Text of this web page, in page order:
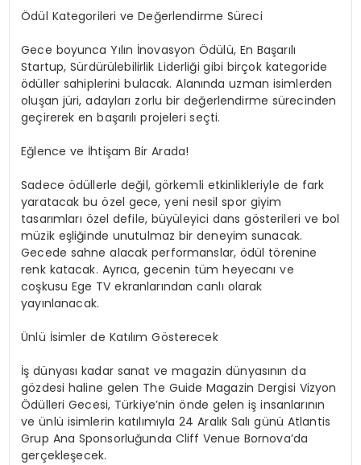
Ödül Kategorileri ve Değerlendirme Süreci
Gece boyunca Yılın İnovasyon Ödülü, En Başarılı
Startup, Sürdürülebilirlik Liderliği gibi birçok kategoride
ödüller sahiplerini bulacak. Alanında uzman isimlerden
oluşan jüri, adayları zorlu bir değerlendirme sürecinden
geçirerek en başarılı projeleri seçti.
Eğlence ve İhtişam Bir Arada!
Sadece ödüllerle değil, görkemli etkinlikleriyle de fark
yaratacak bu özel gece, yeni nesil spor giyim
tasarımları özel defile, büyüleyici dans gösterileri ve bol
müzik eşliğinde unutulmaz bir deneyim sunacak.
Gecede sahne alacak performanslar, ödül törenine
renk katacak. Ayrıca, gecenin tüm heyecanı ve
coşkusu Ege TV ekranlarından canlı olarak
yayınlanacak.
Ünlü İsimler de Katılım Gösterecek
İş dünyası kadar sanat ve magazin dünyasının da
gözdesi haline gelen The Guide Magazin Dergisi Vizyon
Ödülleri Gecesi, Türkiye’nin önde gelen iş insanlarının
ve ünlü isimlerin katılımıyla 24 Aralık Salı günü Atlantis
Grup Ana Sponsorluğunda Cliff Venue Bornova’da
gerçekleşecek.